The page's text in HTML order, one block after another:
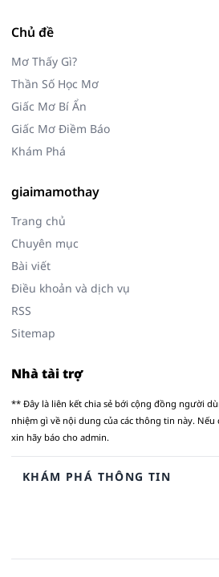
Chủ đề
Mơ Thấy Gì?
Thần Số Học Mơ
Giấc Mơ Bí Ẩn
Giấc Mơ Điềm Báo
Khám Phá
giaimamothay
Trang chủ
Chuyên mục
Bài viết
Điều khoản và dịch vụ
RSS
Sitemap
Nhà tài trợ
** Đây là liên kết chia sẻ bới cộng đồng người
nhiệm gì về nội dung của các thông tin này.
xin hãy báo cho admin.
KHÁM PHÁ THÔNG TIN